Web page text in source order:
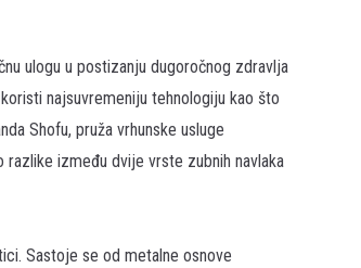
ulogu u postizanju dugoročnog zdravlja
najsuvremeniju tehnologiju kao što
Shofu, pruža vrhunske usluge
između dvije vrste zubnih navlaka
Sastoje se od metalne osnove